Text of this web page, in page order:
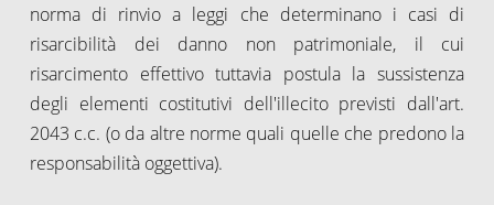
norma di rinvio a leggi che determinano i casi di
risarcibilità dei danno non patrimoniale, il cui
risarcimento effettivo tuttavia postula la sussistenza
degli elementi costitutivi dell'illecito previsti dall'art.
2043 c.c. (o da altre norme quali quelle che predono la
responsabilità oggettiva).